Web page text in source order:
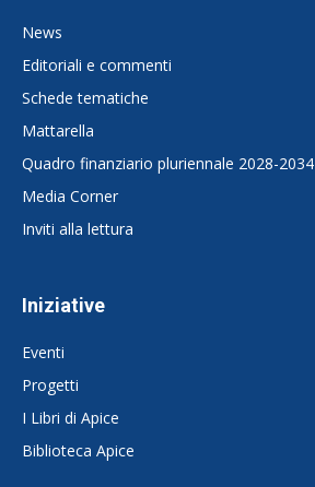
News
Editoriali e commenti
Schede tematiche
Mattarella
Quadro finanziario pluriennale 2028-2034
Media Corner
Inviti alla lettura
Iniziative
Eventi
Progetti
I Libri di Apice
Biblioteca Apice